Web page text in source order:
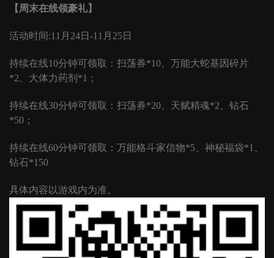
【周末在线领豪礼】
活动时间 :11月24日-11月25日
持续在线10分钟可领取：扫荡券*10、万能大蛇基因碎片
*2、大体力药剂*1；
持续在线30分钟可领取：扫荡券*20、天赋精魂*2、钻石
*50；
持续在线60分钟可领取：万能格斗家信物*5、神秘福袋*1、
钻石*150
具体内容以游戏内为准。